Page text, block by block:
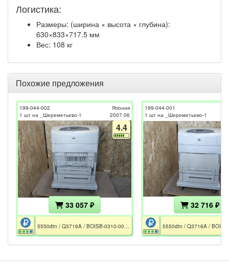
Логистика:
Размеры: (ширина × высота × глубина):
630×833×717.5 мм
Вес: 108 кг
Похожие предложения
199-044-002
1 шт на _Шереметьево-1
Япония
2007.06
4.4
33 057 ₽
5550dtn / Q3716A / BOISB-0310-00 / CE / РСТ / отсутствует лоток 1
199-044-001
1 шт на _Шереметьево-1
32 716 ₽